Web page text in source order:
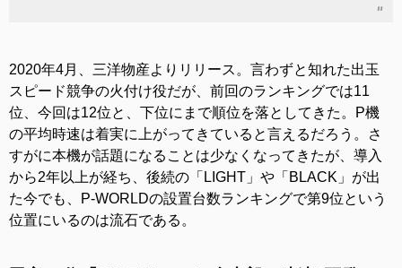
2020年4月、三洋物産よりリリース。言わずと知れた出玉
スピード競争の火付け役だが、前回のランキングでは11
位、今回は12位と、下位にまで順位を落としてきた。P機
の平均時速は着実に上がってきていると言えるだろう。さ
すがに本機が話題になることは少なくなってきたが、導入
から2年以上が経ち、後続の「LIGHT」や「BLACK」が出
た今でも、P-WORLDの設置台数ランキングで第9位という
位置にいるのは流石である。